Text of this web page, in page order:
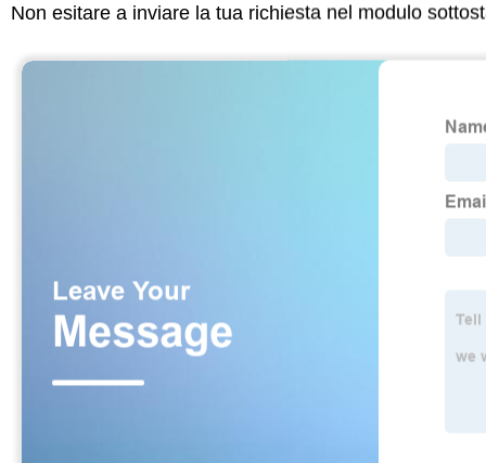
Non esitare a inviare la tua richiesta nel modulo